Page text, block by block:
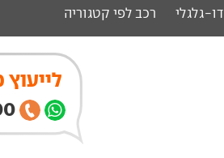
דו-גלגלי רכב לפי קטגוריה